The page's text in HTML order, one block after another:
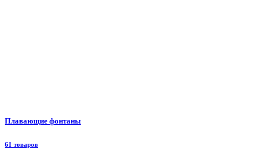
Плавающие фонтаны
61 товаров